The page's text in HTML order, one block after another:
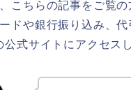
こちらの記事をご覧
ドや銀行振り込み、
公式サイトにアクセス